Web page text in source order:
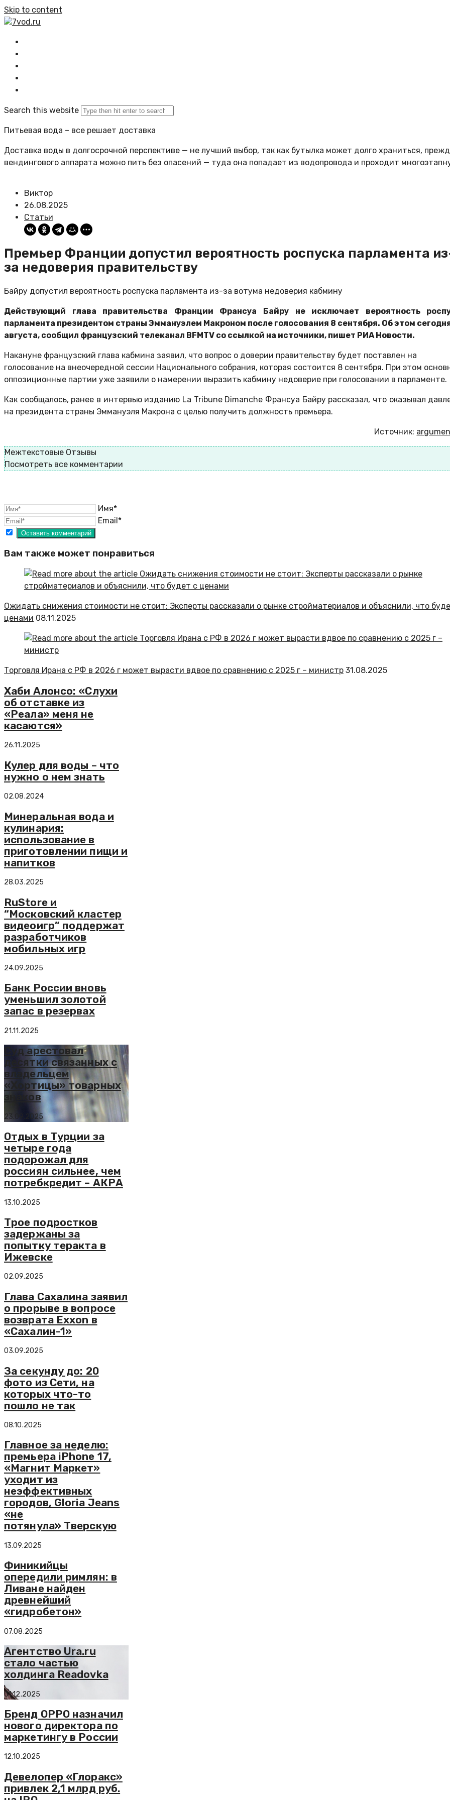
Skip to content
7vod.ru
Search this website
Питьевая вода – все решает доставка
Доставка воды в долгосрочной перспективе — не лучший выбор, так как бутылка может долго храниться,
вендингового аппарата можно пить без опасений — туда она попадает из водопровода и проходит
Виктор
26.08.2025
Статьи
Премьер Франции допустил вероятность роспуска парламента
за недоверия правительству
Байру допустил вероятность роспуска парламента из-за вотума недоверия кабмину
Действующий глава правительства Франции Франсуа Байру не исключает вероятность
парламента президентом страны Эммануэлем Макроном после голосования 8 сентября. Об этом
августа, сообщил французский телеканал BFMTV со ссылкой на источники, пишет РИА Новости.
Накануне французский глава кабмина заявил, что вопрос о доверии правительству будет поставлен на
голосование на внеочередной сессии Национального собрания, которая состоится 8 сентября. При этом
оппозиционные партии уже заявили о намерении выразить кабмину недоверие при голосовании в парламенте.
Как сообщалось, ранее в интервью изданию La Tribune Dimanche Франсуа Байру рассказал, что оказывал
на президента страны Эммануэля Макрона с целью получить должность премьера.
Источник:
Межтекстовые Отзывы
Посмотреть все комментарии
Имя*
Email*
Вам также может понравиться
Ожидать снижения стоимости не стоит: Эксперты рассказали о рынке стройматериалов и объяснили, что
ценами 08.11.2025
Торговля Ирана с РФ в 2026 г может вырасти вдвое по сравнению с 2025 г – министр 31.08.2025
Хаби Алонсо: «Слухи
об отставке из
«Реала» меня не
касаются»
26.11.2025
Кулер для воды – что
нужно о нем знать
02.08.2024
Минеральная вода и
кулинария:
использование в
приготовлении пищи и
напитков
28.03.2025
RuStore и
“Московский кластер
видеоигр” поддержат
разработчиков
мобильных игр
24.09.2025
Банк России вновь
уменьшил золотой
запас в резервах
21.11.2025
Суд арестовал
десятки связанных c
владельцем
«Хортицы» товарных
знаков
23.09.2025
Отдых в Турции за
четыре года
подорожал для
россиян сильнее, чем
потребкредит – АКРА
13.10.2025
Трое подростков
задержаны за
попытку теракта в
Ижевске
02.09.2025
Глава Сахалина заявил
о прорыве в вопросе
возврата Exxon в
«Сахалин-1»
03.09.2025
За секунду до: 20
фото из Сети, на
которых что-то
пошло не так
08.10.2025
Главное за неделю:
премьера iPhone 17,
«Магнит Маркет»
уходит из
неэффективных
городов, Gloria Jeans
«не
потянула» Тверскую
13.09.2025
Финикийцы
опередили римлян: в
Ливане найден
древнейший
«гидробетон»
07.08.2025
Агентство Ura.ru
стало частью
холдинга Readovka
01.12.2025
Бренд OPPO назначил
нового директора по
маркетингу в России
12.10.2025
Девелопер «Глоракс»
привлек 2,1 млрд руб.